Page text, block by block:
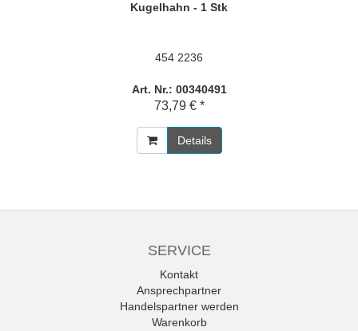
Kugelhahn - 1 Stk
454 2236
Art. Nr.: 00340491
73,79 € *
Details
SERVICE
Kontakt
Ansprechpartner
Handelspartner werden
Warenkorb